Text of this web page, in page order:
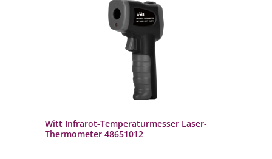
Witt Infrarot-Temperaturmesser Laser-
Thermometer 48651012